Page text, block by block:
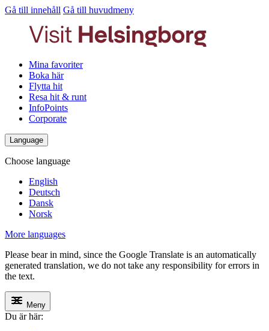
Gå till innehåll Gå till huvudmeny
Mina favoriter
Boka här
Flytta hit
Resa hit & runt
InfoPoints
Corporate
Language
Choose language
English
Deutsch
Dansk
Norsk
More languages
Please bear in mind, since the Google Translate is an automatically
generated translation, we do not take any responsibility for errors in
the text.
Meny
Du är här: